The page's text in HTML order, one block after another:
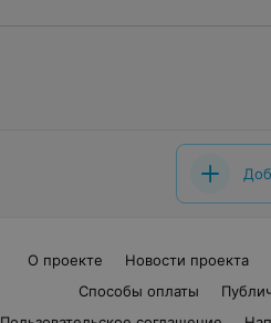
О проекте Новости проекта
Способы оплаты